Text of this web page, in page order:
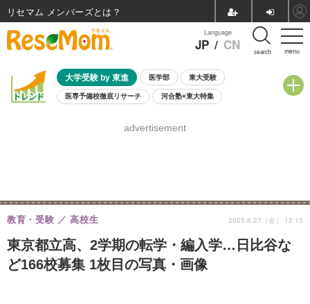
menu
Language
JP / CN search
大学受験 by 東進 医学部 東大受験
医専予備校徹底リサーチ 河合塾×東大特集
8月開催学校説明会・相談会
advertisement
東京都立高、2学期の転学・編入学…日比谷な
ど166校募集 1枚目の写真・画像
教育・受験 高校生 2025.6.27（金） 12:15
リセマム メンバーズ